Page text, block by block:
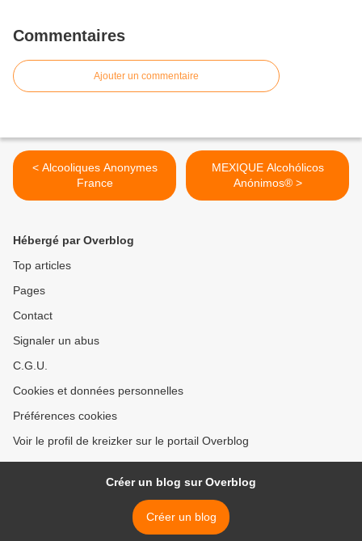
Commentaires
Ajouter un commentaire
< Alcooliques Anonymes
France
MEXIQUE Alcohólicos
Anónimos® >
Hébergé par Overblog
Top articles
Pages
Contact
Signaler un abus
C.G.U.
Cookies et données personnelles
Préférences cookies
Voir le profil de kreizker sur le portail Overblog
Créer un blog sur Overblog
Créer un blog